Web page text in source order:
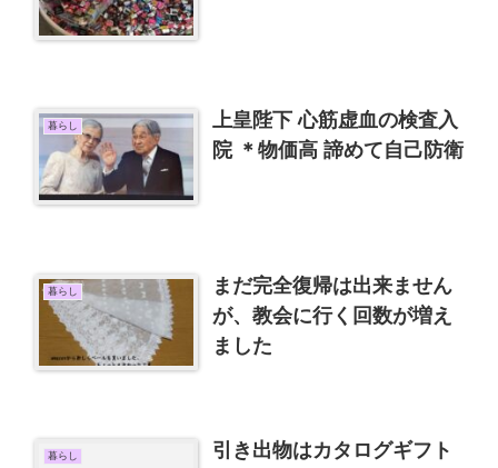
暮らし
上皇陛下 心筋虚血の検査入
院 ＊物価高 諦めて自己防衛
暮らし
まだ完全復帰は出来ません
が、教会に行く回数が増え
ました
暮らし
引き出物はカタログギフト